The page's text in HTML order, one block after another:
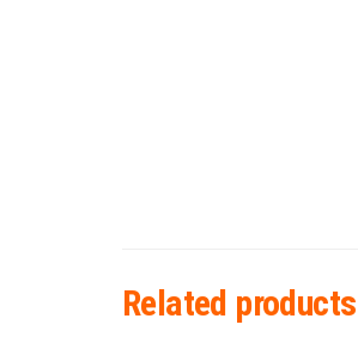
Related products